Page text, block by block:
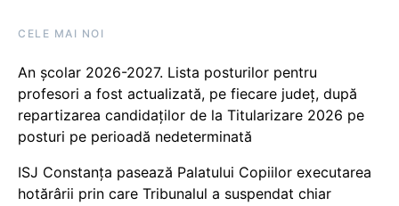
CELE MAI NOI
An școlar 2026-2027. Lista posturilor pentru
profesori a fost actualizată, pe fiecare județ, după
repartizarea candidaților de la Titularizare 2026 pe
posturi pe perioadă nedeterminată
ISJ Constanța pasează Palatului Copiilor executarea
hotărârii prin care Tribunalul a suspendat chiar